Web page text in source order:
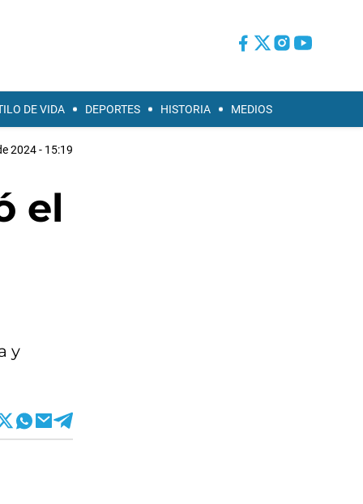
DE VIDA DEPORTES HISTORIA MEDIOS
2024 - 15:19
el
y